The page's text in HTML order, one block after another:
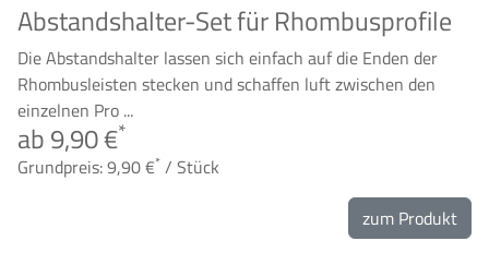
Abstandshalter-Set für Rhombusprofile
Die Abstandshalter lassen sich einfach auf die Enden der
Rhombusleisten stecken und schaffen luft zwischen den
einzelnen Pro ...
ab 9,90 €*
Grundpreis: 9,90 €* / Stück
zum Produkt